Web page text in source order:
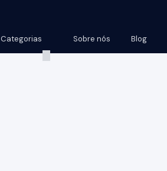
Blog
Sobre nós
Categorias